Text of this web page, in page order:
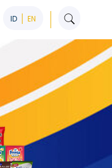
ID EN